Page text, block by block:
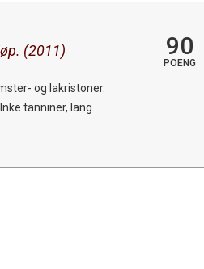
(2011) 90
POENG
og lakristoner.
tanniner, lang